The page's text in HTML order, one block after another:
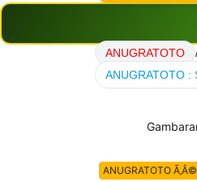
ANUGRATOTO
ANUGRATOTO :
ANUGRATOTO